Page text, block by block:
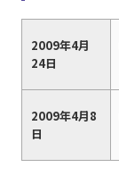
2009年4月
24日
2009年4月8
日